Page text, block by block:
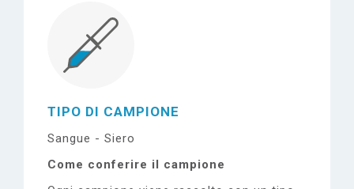
TIPO DI CAMPIONE
Sangue - Siero
Come conferire il campione